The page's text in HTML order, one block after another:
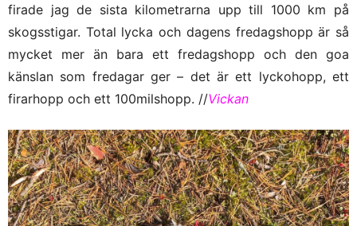
firade jag de sista kilometrarna upp till 1000 km på
skogsstigar. Total lycka och dagens fredagshopp är så
mycket mer än bara ett fredagshopp och den goa
känslan som fredagar ger – det är ett lyckohopp, ett
firarhopp och ett 100milshopp. //Vickan